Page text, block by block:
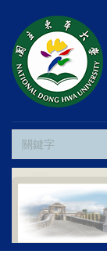
主
要
內
區